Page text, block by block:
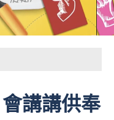
講講供奉